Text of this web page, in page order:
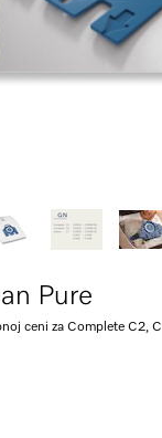
Pure
ceni za Complete C2,